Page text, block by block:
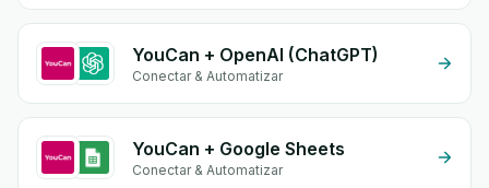
YouCan + OpenAI (ChatGPT)
Conectar & Automatizar
YouCan + Google Sheets
Conectar & Automatizar